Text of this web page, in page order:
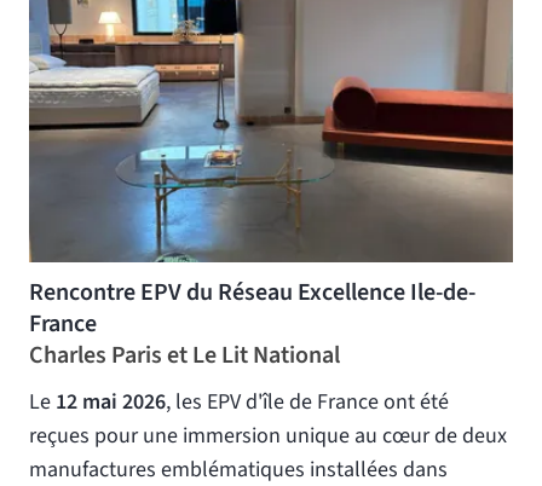
Rencontre EPV du Réseau Excellence Ile-de-
France
Charles Paris et Le Lit National
Le 12 mai 2026, les EPV d'île de France ont été
reçues pour une immersion unique au cœur de deux
manufactures emblématiques installées dans